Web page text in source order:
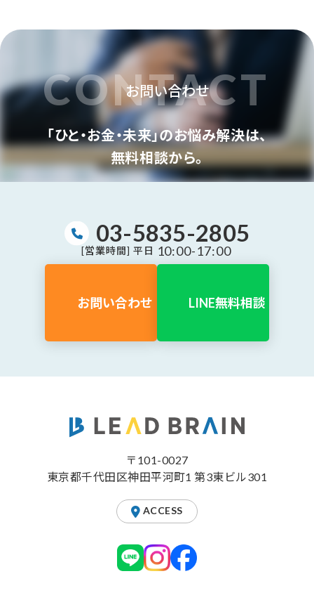
CONTACT
お問い合わせ
「ひと・お金・未来」のお悩み解決は、
無料相談から。
03-5835-2805
[営業時間] 平日 10:00-17:00
お問い合わせ LINE無料相談
〒101-0027
東京都千代田区神田平河町1 第3東ビル301
ACCESS